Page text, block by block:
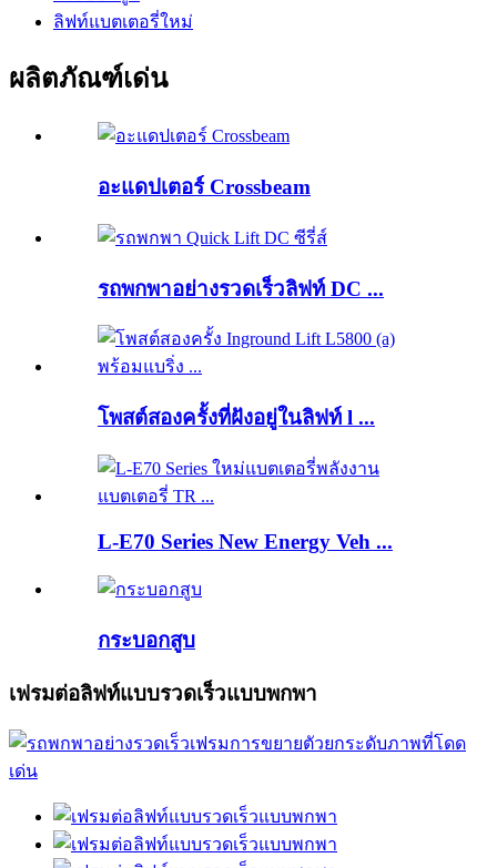
ลิฟท์แบตเตอรี่ใหม่
ผลิตภัณฑ์เด่น
อะแดปเตอร์ Crossbeam
รถพกพาอย่างรวดเร็วลิฟท์ DC ...
โพสต์สองครั้งที่ฝังอยู่ในลิฟท์ l ...
L-E70 Series New Energy Veh ...
กระบอกสูบ
เฟรมต่อลิฟท์แบบรวดเร็วแบบพกพา